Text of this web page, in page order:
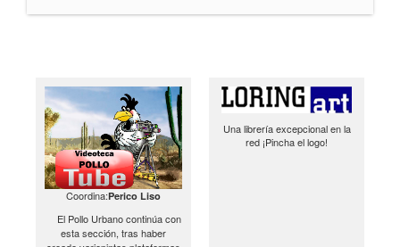
Coordina:Perico Liso
El Pollo Urbano continúa con
esta sección, tras haber
Una librería excepcional en la
red ¡Pincha el logo!